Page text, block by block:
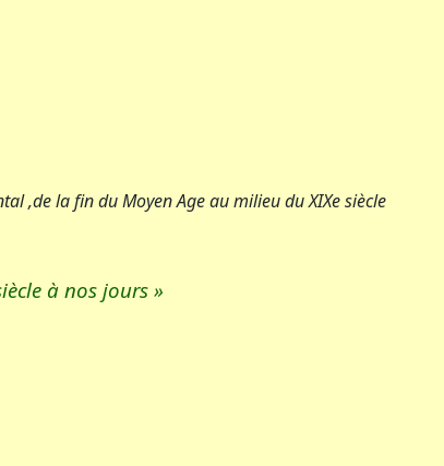
,de la fin du Moyen Age au milieu du XIXe siècle
à nos jours »